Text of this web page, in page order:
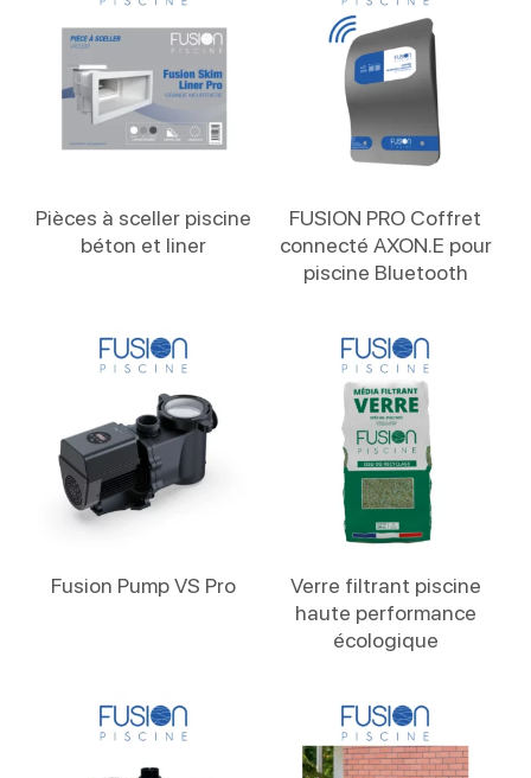
Pièces à sceller piscine
béton et liner
FUSION PRO Coffret
connecté AXON.E pour
piscine Bluetooth
Fusion Pump VS Pro
Verre filtrant piscine
haute performance
écologique